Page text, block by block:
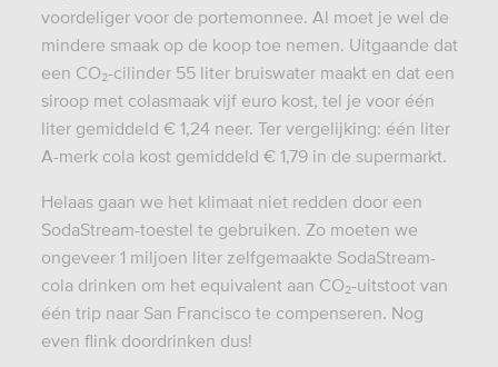
voordeliger voor de portemonnee. Al moet je wel de
mindere smaak op de koop toe nemen. Uitgaande dat
een CO₂-cilinder 55 liter bruiswater maakt en dat een
siroop met colasmaak vijf euro kost, tel je voor één
liter gemiddeld € 1,24 neer. Ter vergelijking: één liter
A-merk cola kost gemiddeld € 1,79 in de supermarkt.
Helaas gaan we het klimaat niet redden door een
SodaStream-toestel te gebruiken. Zo moeten we
ongeveer 1 miljoen liter zelfgemaakte SodaStream-
cola drinken om het equivalent aan CO₂-uitstoot van
één trip naar San Francisco te compenseren. Nog
even flink doordrinken dus!